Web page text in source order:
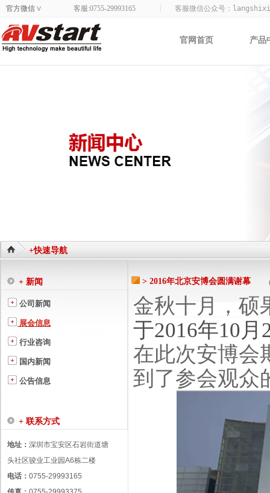
官方微信 > 客服微信公众号：
客服:0755-29993165
官网首页 产品
+快速导航
+ 新闻
公司新闻
展会信息
行业咨询
国内新闻
公告信息
+ 联系方式
地址： 深圳市宝安区石岩街道塘
头社区骏业工业园A6栋二楼
电话： 0755-29993165
> 2016年北京安博会圆满谢幕
金秋十月，硕
于2016年10月
在此次安博会
到了参会观众